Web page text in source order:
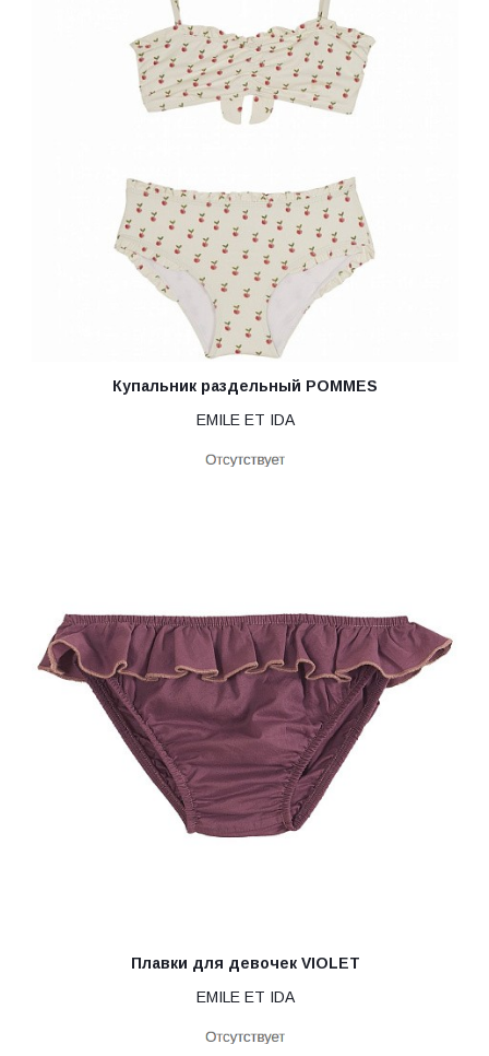
Купальник раздельный POMMES
EMILE ET IDA
Плавки для девочек VIOLET
EMILE ET IDA